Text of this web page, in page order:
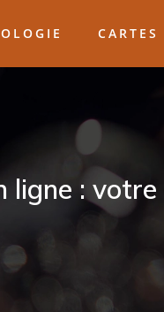
CARTES
ligne :